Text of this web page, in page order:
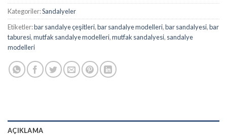
Kategoriler:Sandalyeler
Etiketler:bar sandalye çeşitleri,bar sandalye modelleri,bar sandalyesi,bar
taburesi,mutfak sandalye modelleri,mutfak sandalyesi, sandalye
modelleri
AÇIKLAMA